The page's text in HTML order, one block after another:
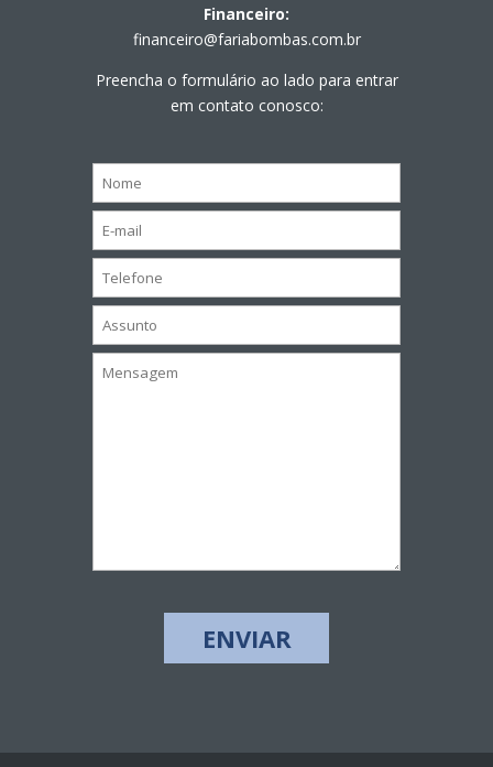
Financeiro:
financeiro@fariabombas.com.br
Preencha o formulário ao lado para entrar
em contato conosco: